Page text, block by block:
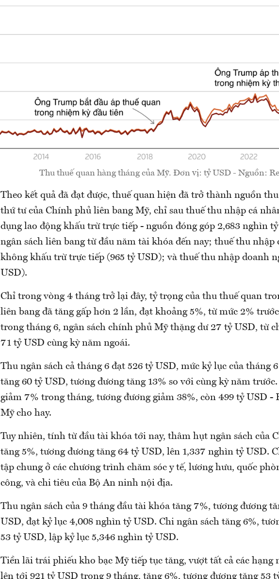
Thu thuế quan hàng tháng của Mỹ. Đơn vị: tỷ USD - Nguồn:
Theo kết quả đã đạt được, thuế quan hiện đã trở thành nguồn
thứ tư của Chính phủ liên bang Mỹ, chỉ sau thuế thu nhập cá
dụng lao động khấu trừ trực tiếp - nguồn đóng góp 2,683 nghìn
ngân sách liên bang từ đầu năm tài khóa đến nay; thuế thu nhập
không khấu trừ trực tiếp (965 tỷ USD); và thuế thu nhập doanh
USD).
Chỉ trong vòng 4 tháng trở lại đây, tỷ trọng của thu thuế quan
liên bang đã tăng gấp hơn 2 lần, đạt khoảng 5%, từ mức 2%
trong tháng 6, ngân sách chính phủ Mỹ thặng dư 27 tỷ USD, từ
71 tỷ USD cùng kỳ năm ngoái.
Thu ngân sách cả tháng 6 đạt 526 tỷ USD, mức kỷ lục của tháng
tăng 60 tỷ USD, tương đương tăng 13% so với cùng kỳ năm
giảm 7% trong tháng, tương đương giảm 38%, còn 499 tỷ USD -
Mỹ cho hay.
Tuy nhiên, tính từ đầu tài khóa tới nay, thâm hụt ngân sách của
tăng 5%, tương đương tăng 64 tỷ USD, lên 1,337 nghìn tỷ USD.
tập chung ở các chương trình chăm sóc y tế, lương hưu, quốc
công, và chi tiêu của Bộ An ninh nội địa.
Thu ngân sách của 9 tháng đầu tài khóa tăng 7%, tương đương
USD, đạt kỷ lục 4,008 nghìn tỷ USD. Chi ngân sách tăng 6%,
53 tỷ USD, lập kỷ lục 5,346 nghìn tỷ USD.
Tiền lãi trái phiếu kho bạc Mỹ tiếp tục tăng, vượt tất cả các hạng
lên tới 921 tỷ USD trong 9 tháng, tăng 6%, tương đương tăng 53